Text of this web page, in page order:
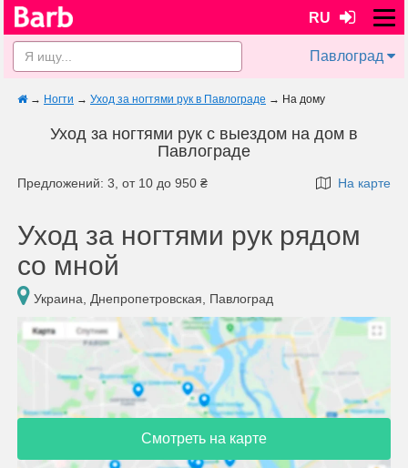
RU
Павлоград
→ Ногти → Уход за ногтями рук в Павлограде → На дому
Уход за ногтями рук с выездом на дом в
Павлограде
Предложений: 3, от 10 до 950 ₴ На карте
Уход за ногтями рук рядом
со мной
Украина, Днепропетровская, Павлоград
Смотреть на карте